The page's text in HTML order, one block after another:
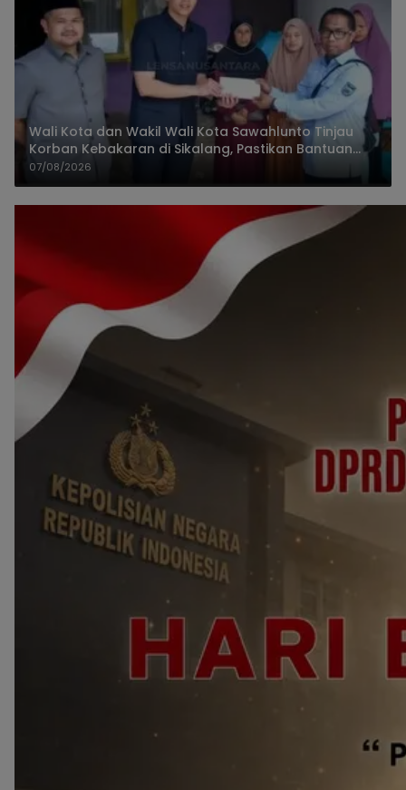
Wali Kota dan Wakil Wali Kota Sawahlunto Tinjau
Korban Kebakaran di Sikalang, Pastikan Bantuan
dan Perkuat Mitigasi Bencana
07/08/2026